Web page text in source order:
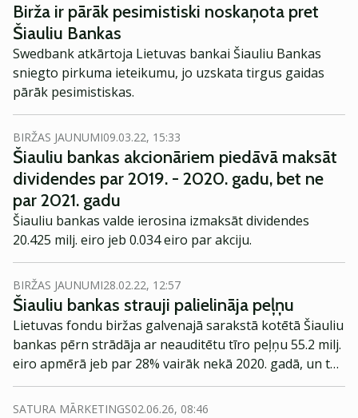
Birža ir pārāk pesimistiski noskaņota pret
Šiauliu Bankas
Swedbank atkārtoja Lietuvas bankai Šiauliu Bankas
sniegto pirkuma ieteikumu, jo uzskata tirgus gaidas
pārāk pesimistiskas.
BIRŽAS JAUNUMI09.03.22, 15:33
Šiauliu bankas akcionāriem piedāvā maksāt
dividendes par 2019. - 2020. gadu, bet ne
par 2021. gadu
Šiauliu bankas valde ierosina izmaksāt dividendes
20.425 milj. eiro jeb 0.034 eiro par akciju.
BIRŽAS JAUNUMI28.02.22, 12:57
Šiauliu bankas strauji palielināja peļņu
Lietuvas fondu biržas galvenajā sarakstā kotētā Šiauliu
bankas pērn strādāja ar neauditētu tīro peļņu 55.2 milj.
eiro apmērā jeb par 28% vairāk nekā 2020. gadā, un tās
kredītportfelis gada griezumā pieauga par 19%.
SATURA MĀRKETINGS02.06.26, 08:46